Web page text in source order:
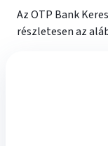
Az OTP Bank
részletesen az